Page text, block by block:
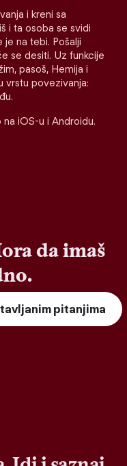
i kreni sa
i ta osoba se svidi
na tebi. Pošalji
se desiti. Uz funkcije
pasoš, Hemija i
vrstu povezivanja:
iOS-u i Androidu.
da imaš
pitanjima